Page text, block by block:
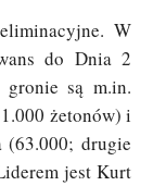
W
do Dnia 2
są m.in.
żetonów) i
(63.000; drugie
jest Kurt